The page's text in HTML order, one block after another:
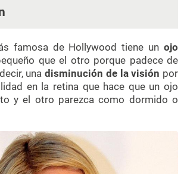
famosa de Hollywood tiene un ojo
que el otro porque padece de
una disminución de la visión por
en la retina que hace que un ojo
y el otro parezca como dormido o